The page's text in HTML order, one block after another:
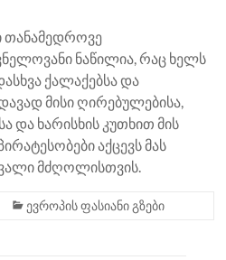
თანამედროვე
ნაწილია, რაც ხელს
ქალაქებსა და
მისი ღირებულებისა,
და ხარისხის კუთხით მის
აქცევს მას
მძღოლისთვის.
ევროპის ფასიანი გზები